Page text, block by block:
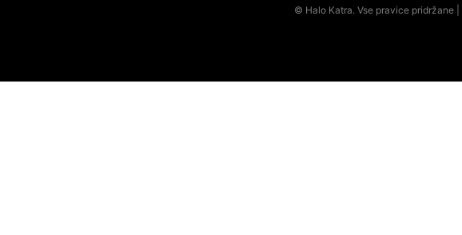
© Halo Katra. Vse pravice pridržane |